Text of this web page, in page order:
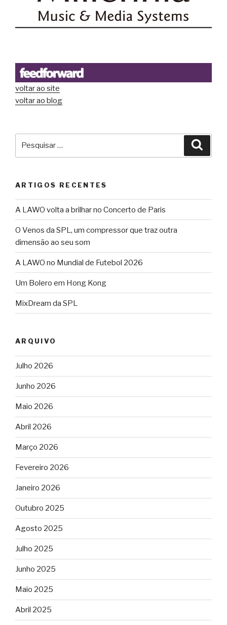
voltar ao site
voltar ao blog
ARTIGOS RECENTES
A LAWO volta a brilhar no Concerto de Paris
O Venos da SPL, um compressor que traz outra
dimensão ao seu som
A LAWO no Mundial de Futebol 2026
Um Bolero em Hong Kong
MixDream da SPL
ARQUIVO
Julho 2026
Junho 2026
Maio 2026
Abril 2026
Março 2026
Fevereiro 2026
Janeiro 2026
Outubro 2025
Agosto 2025
Julho 2025
Junho 2025
Maio 2025
Abril 2025